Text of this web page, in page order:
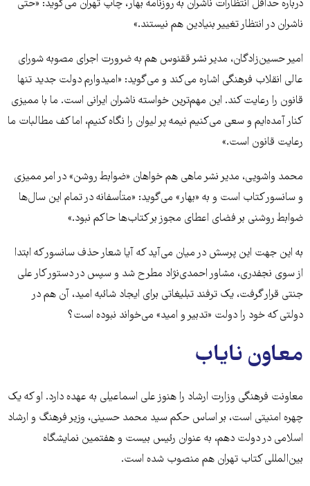
درباره حداقل انتظارات ناشران به روزنامه بهار، چاپ تهران می‌گوید: «حتی
ناشران در انتظار تغییر بنیادین هم نیستند.»
امیر حسین‌زادگان، مدیر نشر ققنوس هم به ضرورت اجرای مصوبه شورای
عالی انقلاب فرهنگی اشاره می‌کند و می‌گوید: «امیدوارم دولت جدید تنها
قانون را رعایت کند. این مهم‌ترین خواسته ناشران ایرانی است. ما با ممیزی
کنار آمده‌ایم و سعی می‌کنیم نیمه پر لیوان را نگاه کنیم، اما کف مطالبات ما
رعایت قانون است.»
محمد واشویی، مدیر نشر ماهی هم خواهان «ضوابط روشن» در امر ممیزی
و سانسور کتاب است و به «بهار» می‌گوید: «متأسفانه در تمام این سال‌ها
ضوابط روشنی بر فضای اعطای مجوز بر کتاب‌ها حاکم نبود.»
به این جهت این پرسش در میان می‌آید که آیا شعار حذف سانسور که ابتدا
از سوی نجفدری، مشاور احمدی‌نژاد مطرح شد و سپس در دستور کار علی
جنتی قرار گرفت، یک ترفند تبلیغاتی برای ایجاد شائبه امید، آن هم در
دولتی که خود را دولت «تدبیر و امید» می‌خواند نبوده است؟
معاون نایاب
معاونت فرهنگی وزارت ارشاد را هنوز علی اسماعیلی به عهده دارد. او که یک
چهره امنیتی است، بر اساس حکم سید محمد حسینی، وزیر فرهنگ و ارشاد
اسلامی در دولت دهم، به عنوان رئیس بیست و هفتمین نمایشگاه
بین‌المللی کتاب تهران هم منصوب شده است.